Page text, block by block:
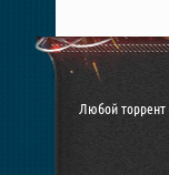
Любой торрент